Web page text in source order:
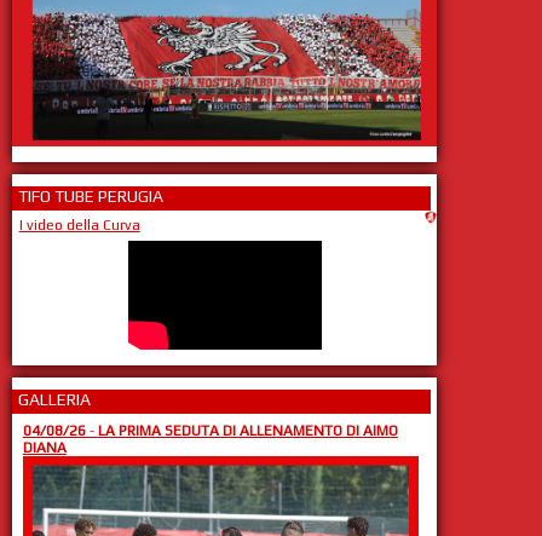
TIFO TUBE PERUGIA
I video della Curva
GALLERIA
04/08/26- LA PRIMA SEDUTA DI ALLENAMENTO DI AIMO
DIANA